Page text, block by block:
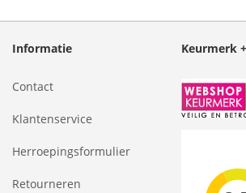
Informatie
Contact
Klantenservice
Herroepingsformulier
Retourneren
Keurmerk